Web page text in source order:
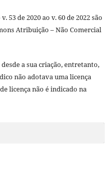
53 de 2020 ao v. 60 de 2022 são
Atribuição – Não Comercial
a sua criação, entretanto,
não adotava uma licença
licença não é indicado na